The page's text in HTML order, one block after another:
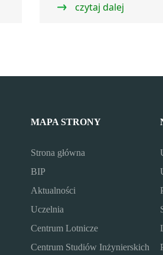
czytaj dalej
MAPA STRONY
Strona główna
BIP
Aktualności
Uczelnia
Centrum Lotnicze
Centrum Studiów Inżynierskich